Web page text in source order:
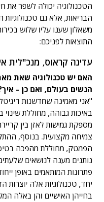
הטכנולוגיה יכולה לשפר
הבריאות, אלא גם
משאלון שענו עליו שלוש
התוצאות לפניכם:
עדינה קראוס, מנכ"לית
האם יש טכנולוגיה שאת
הנשים בעולם, ואם כן –
"אני מאמינה שחדשנות
באיכות גבוהה, מחוללת
מספקת גמישות לאזן בין
צמיחה מקצועית. בנוסף,
הפמטק, מחוללת מהפכה
נותנים מענה לנושאים
פתרונות המותאמים באופן
יחד, טכנולוגיות אלה יוצרות
בחייהן האישיים והן באלה